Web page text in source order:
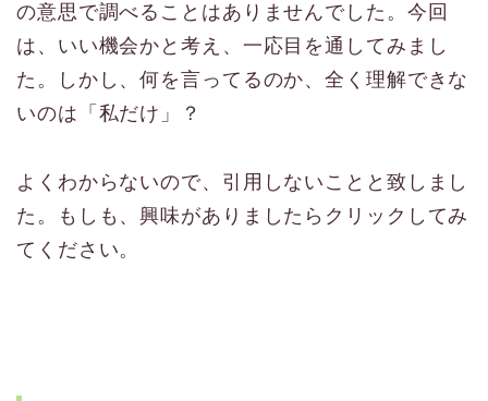
の意思で調べることはありませんでした。今回
は、いい機会かと考え、一応目を通してみまし
た。しかし、何を言ってるのか、全く理解できな
いのは「私だけ」？
よくわからないので、引用しないことと致しまし
た。もしも、興味がありましたらクリックしてみ
てください。